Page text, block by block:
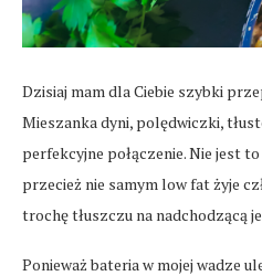
Dzisiaj mam dla Ciebie szybki
Mieszanka dyni, polędwiczki,
perfekcyjne połączenie. Nie jest
przecież nie samym low fat żyje
trochę tłuszczu na nadchodzącą
Ponieważ bateria w mojej wadze